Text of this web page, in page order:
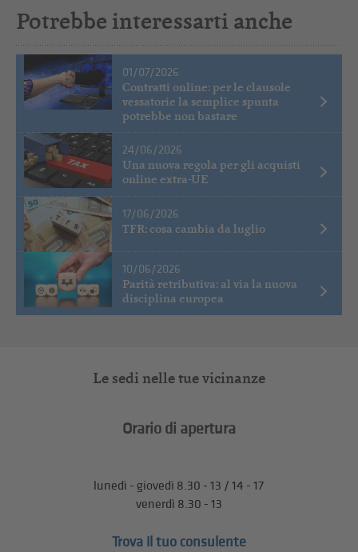
Potrebbe interessarti anche
01/07/2026
Contratti online: per le clausole
vessatorie la semplice spunta
potrebbe non bastare
24/06/2026
Una nuova regola per gli acquisti
online extra-UE
17/06/2026
TFR: cosa cambia da luglio
10/06/2026
Parità retributiva: al via la nuova
disciplina europea
Le sedi nelle tue vicinanze
Orario di apertura
lunedì - giovedì 8.30 - 13 / 14 - 17
venerdì 8.30 - 13
Trova il tuo consulente